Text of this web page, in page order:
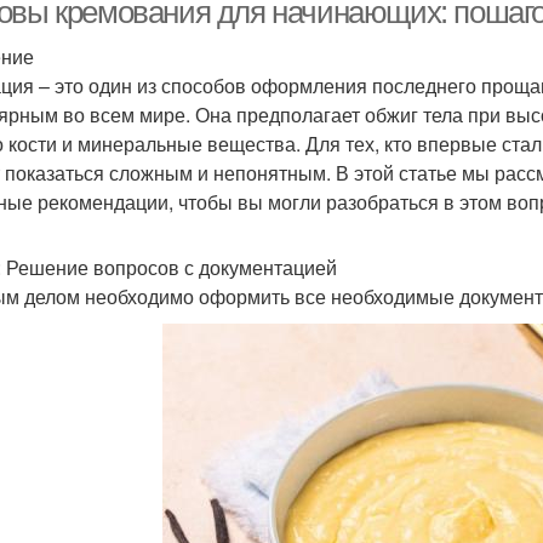
кремования для начинающих:
– это один из способов оформления последнего
во всем мире. Она предполагает обжиг тела при
кости и минеральные вещества. Для тех, кто впервые
сложным и непонятным. В этой статье мы
рекомендации, чтобы вы могли разобраться в этом
вопросов с документацией
делом необходимо оформить все необходимые